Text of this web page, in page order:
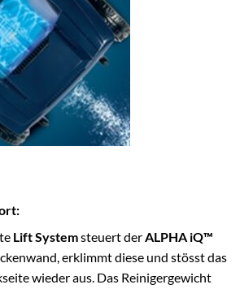
Lift Systemsteuert derALPHA iQ™
erklimmt diese und stösst das
wieder aus. Das Reinigergewicht